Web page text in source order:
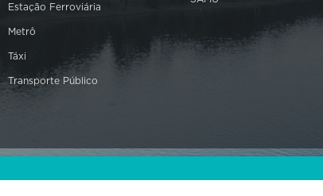
Estação Ferroviária
Metrô
Táxi
Transporte Público